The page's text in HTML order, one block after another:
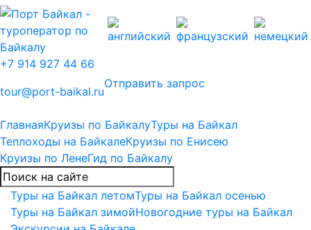
+7 914 927 44 66
tour@port-baikal.ru
Отправить запрос
ГлавнаяКруизы по БайкалуТуры на Байкал
Теплоходы на БайкалеКруизы по Енисею
Круизы по ЛенеГид по Байкалу
Туры на Байкал летомТуры на Байкал осенью
Туры на Байкал зимойНовогодние туры на Байкал